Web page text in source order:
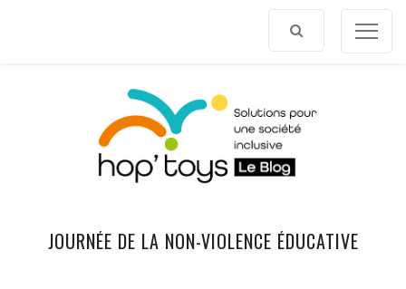
JOURNÉE DE LA NON-VIOLENCE ÉDUCATIVE